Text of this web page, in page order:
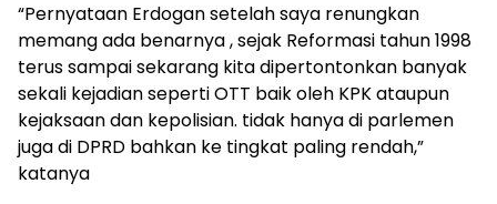
“Pernyataan Erdogan setelah saya renungkan
memang ada benarnya , sejak Reformasi tahun 1998
terus sampai sekarang kita dipertontonkan banyak
sekali kejadian seperti OTT baik oleh KPK ataupun
kejaksaan dan kepolisian. tidak hanya di parlemen
juga di DPRD bahkan ke tingkat paling rendah,”
katanya